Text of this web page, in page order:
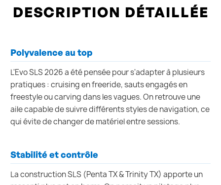
DESCRIPTION DÉTAILLÉE
Polyvalence au top
L'Evo SLS 2026 a été pensée pour s'adapter à plusieurs
pratiques : cruising en freeride, sauts engagés en
freestyle ou carving dans les vagues. On retrouve une
aile capable de suivre différents styles de navigation, ce
qui évite de changer de matériel entre sessions.
Stabilité et contrôle
La construction SLS (Penta TX & Trinity TX) apporte un